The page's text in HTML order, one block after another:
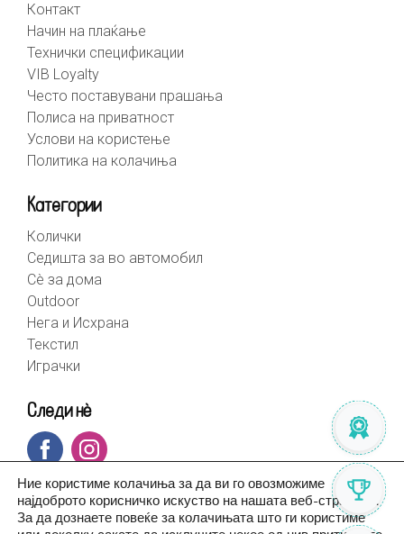
Контакт
Начин на плаќање
Технички спецификации
VIB Loyalty
Често поставувани прашања
Полиса на приватност
Услови на користење
Политика на колачиња
Категории
Колички
Седишта за во автомобил
Сè за дома
Outdoor
Нега и Исхрана
Текстил
Играчки
Следи нè
Ние користиме колачиња за да ви го овозможиме
најдоброто корисничко искуство на нашата веб-страница.
За да дознаете повеќе за колачињата што ги користиме